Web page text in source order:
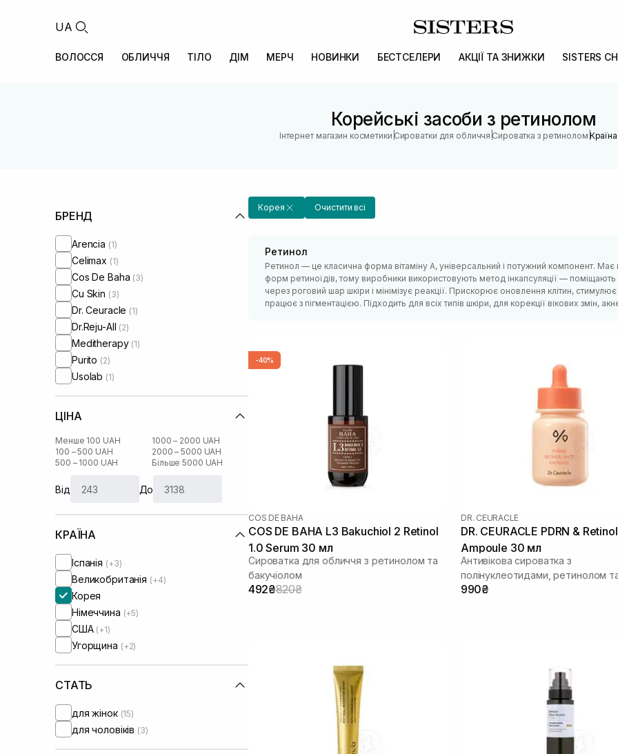
UA
ВОЛОССЯ ОБЛИЧЧЯ ТІЛО ДІМ МЕРЧ НОВИНКИ БЕСТСЕЛЕРИ АКЦІЇ ТА ЗНИЖКИ SISTERS
Корейські засоби з ретинолом
Інтернет магазин косметики |Сироватки для обличчя |Сироватка з ретинолом |
БРЕНД
Arencia (1)
Celimax (1)
Cos De Baha (3)
Cu Skin (3)
Dr. Ceuracle (1)
Dr.Reju-All (2)
Meditherapy (1)
Purito (2)
Usolab (1)
ЦІНА
Менше 100 UAH
100 – 500 UAH
500 – 1000 UAH
1000 – 2000 UAH
2000 – 5000 UAH
Більше 5000 UAH
Від До
КРАЇНА
Іспанія (+3)
Великобританія (+4)
Корея
Німеччина (+5)
США (+1)
Угорщина (+2)
СТАТЬ
для жінок (15)
для чоловіків (3)
Корея Очистити всі
Ретинол
Ретинол — це класична форма вітаміну А, універсальний і потужний компонент. Має
форм ретиноїдів, тому виробники використовують метод інкапсуляції —
через роговий шар шкіри і мінімізує реакції. Прискорює оновлення клітин,
працює з пігментацією. Підходить для всіх типів шкіри, для корекції вікових змін,
-40%
COS DE BAHA
COS DE BAHA L3 Bakuchiol 2 Retinol
1.0 Serum 30 мл
Сироватка для обличчя з ретинолом та
бакучіолом
492₴820₴
DR. CEURACLE
DR. CEURACLE PDRN &
Ampoule 30 мл
Антивікова сироватка з
полінуклеотидами, ретинолом
спікулами
990₴